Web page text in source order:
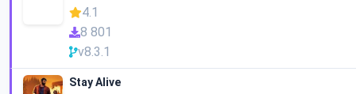
4.1
8 801
v8.3.1
Stay Alive